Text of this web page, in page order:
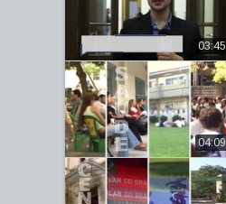
03:45
04:09